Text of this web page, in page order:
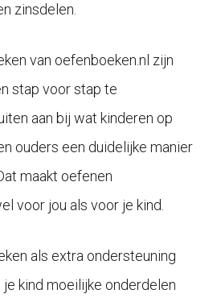
zinsdelen.
van oefenboeken.nl zijn
stap voor stap te
aan bij wat kinderen op
ouders een duidelijke manier
maakt oefenen
voor jou als voor je kind.
als extra ondersteuning
je kind moeilijke onderdelen